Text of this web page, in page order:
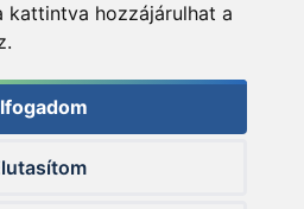
kattintva hozzájárulhat a